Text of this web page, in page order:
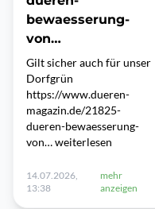
bewaesserung-
von…
Gilt sicher auch für unser
Dorfgrün
https://www.dueren-
magazin.de/21825-
dueren-bewaesserung-
von… weiterlesen
14.07.2026,
13:38
mehr
anzeigen